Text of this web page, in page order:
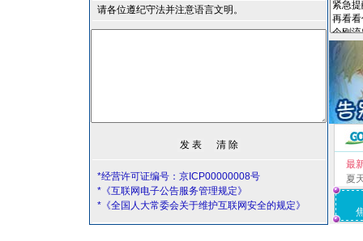
请各位遵纪守法并注意语言文明。
*经营许可证编号：京ICP00000008号
*《互联网电子公告服务管理规定》
*《全国人大常委会关于维护互联网安全的规定》
最
夏